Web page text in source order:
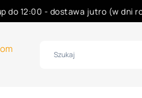
do 12:00 - dostawa jutro (w dni